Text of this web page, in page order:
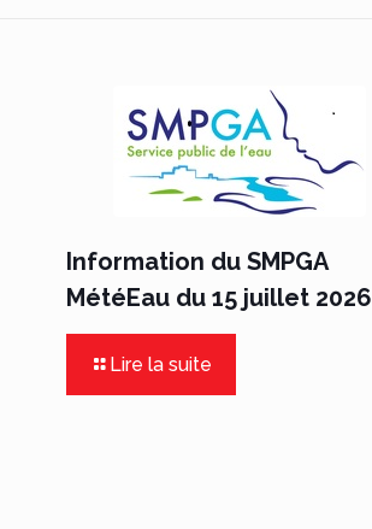
Information du SMPGA
MétéEau du 15 juillet 2026
Lire la suite